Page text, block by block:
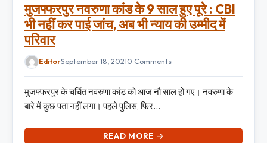
मुजफ्फरपुर नवरुणा कांड के 9 साल हुए पूरे : CBI
भी नहीं कर पाई जांच, अब भी न्याय की उम्मीद में
परिवार
EditorSeptember 18, 20210 Comments
मुजफ्फरपुर के चर्चित नवरुणा कांड को आज नौ साल हो गए। नवरुणा के
बारे में कुछ पता नहीं लगा। पहले पुलिस, फिर…
READ MORE →